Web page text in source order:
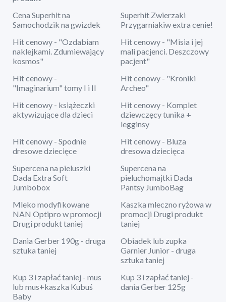
Cena Superhit na
Samochodzik na gwizdek
Superhit Zwierzaki
Przygarniakiw extra cenie!
Hit cenowy - "Ozdabiam
naklejkami. Zdumiewający
kosmos"
Hit cenowy - "Misia i jej
mali pacjenci. Deszczowy
pacjent"
Hit cenowy -
"Imaginarium" tomy I i II
Hit cenowy - "Kroniki
Archeo"
Hit cenowy - książeczki
aktywizujące dla dzieci
Hit cenowy - Komplet
dziewczęcy tunika +
legginsy
Hit cenowy - Spodnie
dresowe dziecięce
Hit cenowy - Bluza
dresowa dziecięca
Supercena na pieluszki
Dada Extra Soft
Jumbobox
Supercena na
pieluchomajtki Dada
Pantsy JumboBag
Mleko modyfikowane
NAN Optipro w promocji
Drugi produkt taniej
Kaszka mleczno ryżowa w
promocji Drugi produkt
taniej
Dania Gerber 190g - druga
sztuka taniej
Obiadek lub zupka
Garnier Junior - druga
sztuka taniej
Kup 3 i zapłać taniej - mus
lub mus+kaszka Kubuś
Baby
Kup 3 i zapłać taniej -
dania Gerber 125g